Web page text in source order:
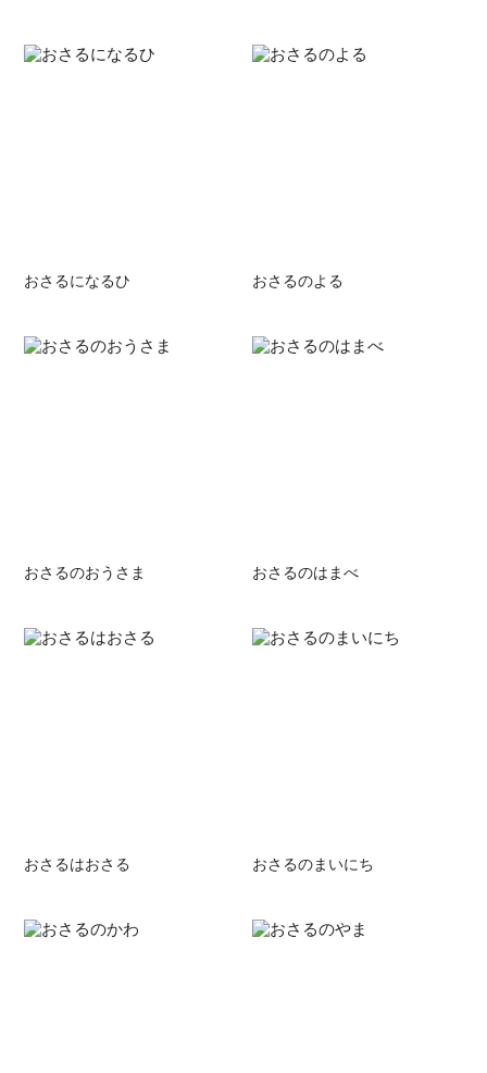
おさるになるひ おさるのよる
おさるのおうさま おさるのはまべ
おさるはおさる おさるのまいにち